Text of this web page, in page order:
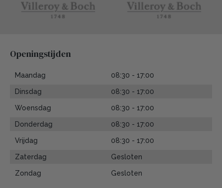
Openingstijden
Maandag 08:30 - 17:00
Dinsdag 08:30 - 17:00
Woensdag 08:30 - 17:00
Donderdag 08:30 - 17:00
Vrijdag 08:30 - 17:00
Zaterdag Gesloten
Zondag Gesloten